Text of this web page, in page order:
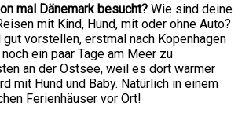
mal Dänemark besucht? Wie sind deine
mit Kind, Hund, mit oder ohne Auto?
vorstellen, erstmal nach Kopenhagen
ein paar Tage am Meer zu
an der Ostsee, weil es dort wärmer
mit Hund und Baby. Natürlich in einem
Ferienhäuser vor Ort!